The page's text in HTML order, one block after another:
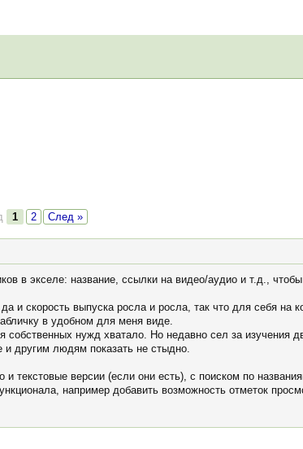
1 2 След »
в экселе: название, ссылки на видео/аудио и т.д.,
и скорость выпуска росла и росла, так что для себя на
в удобном для меня виде.
собственных нужд хватало. Но недавно сел за изучения
другим людям показать не стыдно.
текстовые версии (если они есть), с поиском по
например добавить возможность отметок